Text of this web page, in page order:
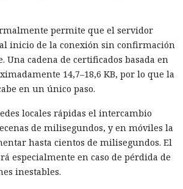
permite que el servidor
inicio de la conexión sin confirmación
Una cadena de certificados basada en
14,7–18,6 KB, por lo que la
en un único paso.
locales rápidas el intercambio
de milisegundos, y en móviles la
hasta cientos de milisegundos. El
especialmente en caso de pérdida de
inestables.